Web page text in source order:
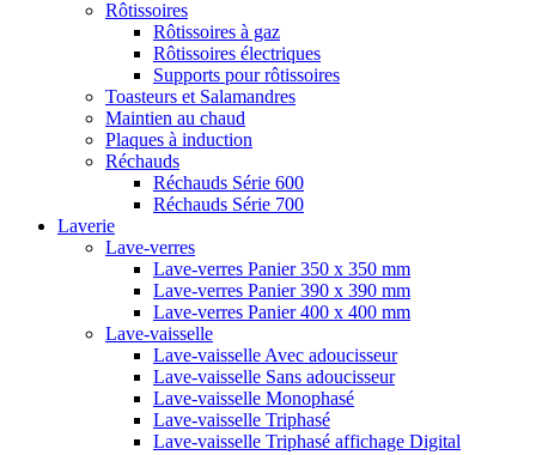
Rôtissoires
Rôtissoires à gaz
Rôtissoires électriques
Supports pour rôtissoires
Toasteurs et Salamandres
Maintien au chaud
Plaques à induction
Réchauds
Réchauds Série 600
Réchauds Série 700
Laverie
Lave-verres
Lave-verres Panier 350 x 350 mm
Lave-verres Panier 390 x 390 mm
Lave-verres Panier 400 x 400 mm
Lave-vaisselle
Lave-vaisselle Avec adoucisseur
Lave-vaisselle Sans adoucisseur
Lave-vaisselle Monophasé
Lave-vaisselle Triphasé
Lave-vaisselle Triphasé affichage Digital